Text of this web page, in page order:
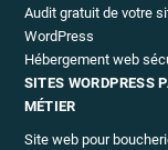
Audit gratuit de votre
WordPress
Hébergement web
SITES WORDPRESS
MÉTIER
Site web pour